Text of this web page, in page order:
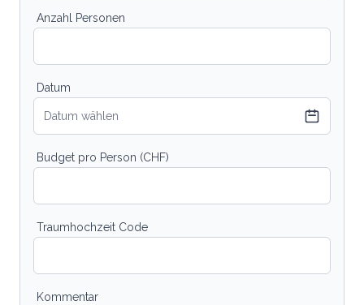
Anzahl Personen
Datum
Datum wählen
Budget pro Person (CHF)
Traumhochzeit Code
Kommentar